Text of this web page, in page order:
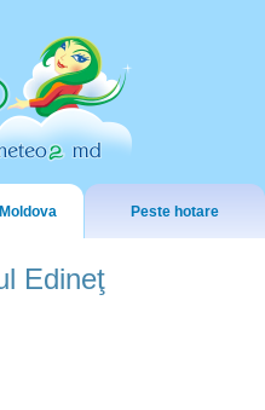
Peste hotare
Edineţ